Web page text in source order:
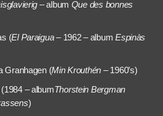
– album Que des bonnes
(El Paraigua– 1962 – albumEspinàs
Granhagen (Min Krouthén – 1960’s)
– albumThorstein Bergman
)